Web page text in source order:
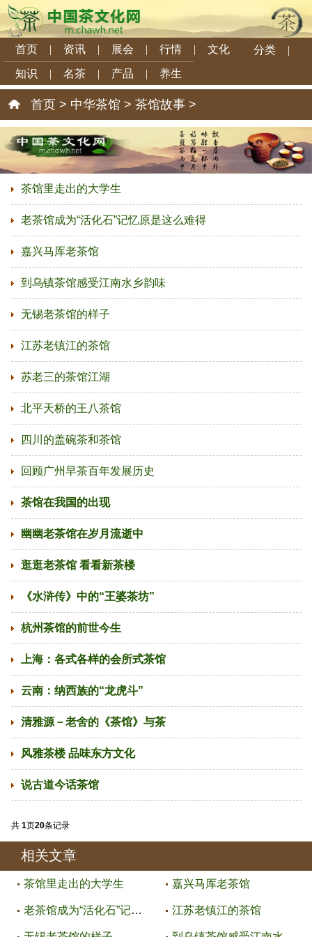
首页 | 资讯 | 展会 | 行情 | 文化 分类
|
知识
| 名茶 | 产品 | 养生
首页 > 中华茶馆 > 茶馆故事 >
茶馆里走出的大学生
老茶馆成为“活化石”记忆原是这么难得
嘉兴马厍老茶馆
到乌镇茶馆感受江南水乡韵味
无锡老茶馆的样子
江苏老镇江的茶馆
苏老三的茶馆江湖
北平天桥的王八茶馆
四川的盖碗茶和茶馆
回顾广州早茶百年发展历史
茶馆在我国的出现
幽幽老茶馆在岁月流逝中
逛逛老茶馆 看看新茶楼
《水浒传》中的“王婆茶坊”
杭州茶馆的前世今生
上海：各式各样的会所式茶馆
云南：纳西族的“龙虎斗”
清雅源－老舍的《茶馆》与茶
风雅茶楼 品味东方文化
说古道今话茶馆
共 1页20条记录
相关文章
茶馆里走出的大学生 嘉兴马厍老茶馆
老茶馆成为“活化石”记忆原是这 江苏老镇江的茶馆